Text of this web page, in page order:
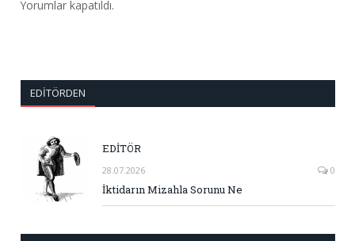
Yorumlar kapatıldı.
EDITÖRDEN
EDİTÖR
28.07.2026 0
İktidarın Mizahla Sorunu Ne